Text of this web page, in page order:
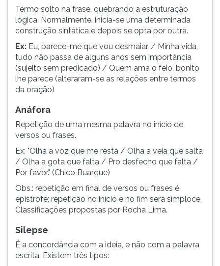
Termo solto na frase, quebrando a estruturação
lógica. Normalmente, inicia-se uma determinada
construção sintática e depois se opta por outra.
Ex: Eu, parece-me que vou desmaiar. / Minha vida,
tudo não passa de alguns anos sem importância
(sujeito sem predicado) / Quem ama o feio, bonito
lhe parece (alteraram-se as relações entre termos
da oração)
Anáfora
Repetição de uma mesma palavra no início de
versos ou frases.
Ex: "Olha a voz que me resta / Olha a veia que salta
/ Olha a gota que falta / Pro desfecho que falta /
Por favor." (Chico Buarque)
Obs.: repetição em final de versos ou frases é
epístrofe; repetição no início e no fim será símploce.
Classificações propostas por Rocha Lima.
Silepse
É a concordância com a ideia, e não com a palavra
escrita. Existem três tipos: